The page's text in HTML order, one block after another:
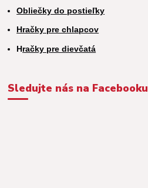
Obliečky do postieľky
Hračky pre chlapcov
Hračky pre dievčatá
Sledujte nás na Facebooku